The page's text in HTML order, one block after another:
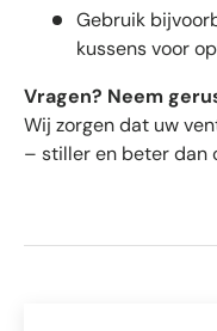
Gebruik
kussens voor
Vragen? Neem
Wij zorgen dat uw
– stiller en beter dan